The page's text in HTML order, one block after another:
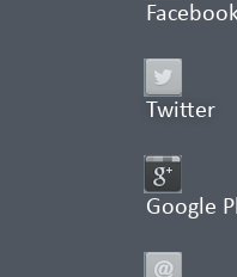
Twitter
Google